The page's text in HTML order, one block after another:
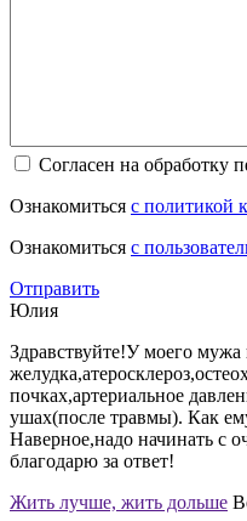
Согласен на обработку
Ознакомиться с политикой
Ознакомиться с
Отправить
Юлия
Здравствуйте!У моего мужа
почках,артериальное
ушах(после травмы). Как
Наверное,надо начинать с
благодарю за ответ!
Жить лучше, жить дольше